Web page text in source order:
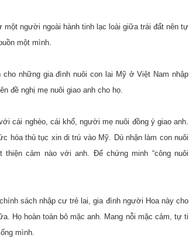
một người ngoài hành tinh lạc loài giữa trái đất nên tự
một mình.
những gia đình nuôi con lai Mỹ ở Việt Nam nhập
đề nghị mẹ nuôi giao anh cho họ.
cái nghèo, cái khổ, người mẹ nuôi đồng ý giao anh.
hóa thủ tục xin di trú vào Mỹ. Dù nhận làm con nuôi
cảm nào với anh. Để chứng minh “công nuôi
sách nhập cư trẻ lai, gia đình người Hoa này cho
Họ hoàn toàn bỏ mặc anh. Mang nỗi mặc cảm, tự ti
mình.